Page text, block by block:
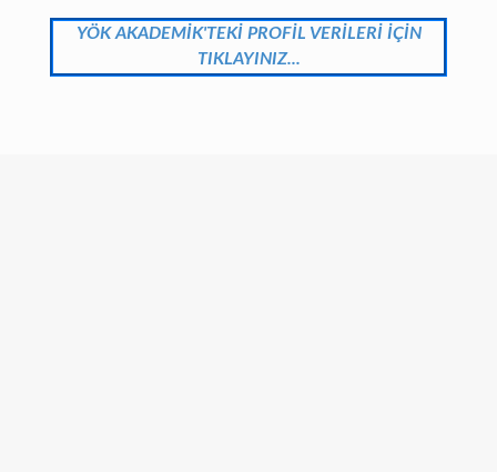
YÖK AKADEMİK'TEKİ PROFİL VERİLERİ İÇİN
TIKLAYINIZ...